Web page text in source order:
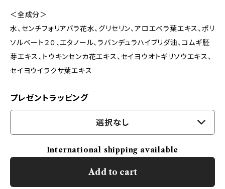
＜全成分＞
水、センチフォリアバラ花水、グリセリン、アロエベラ葉エキス、ポリ
ソルベート２０、エタノール、ラバンデュラハイブリダ油、コムギ胚
芽エキス、トウキンセンカ花エキス、セイヨウオトギリソウエキス、
セイヨウイラクサ葉エキス
プレゼントラッピング
選択なし
International shipping available
Add to cart